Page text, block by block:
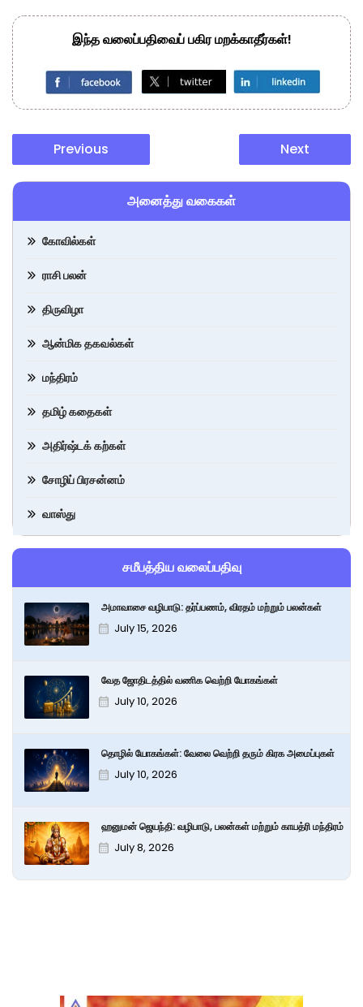
இந்த வலைப்பதிவைப் பகிர மறக்காதீர்கள்!
Previous Next
அனைத்து வகைகள்
கோவில்கள்
ராசி பலன்
திருவிழா
ஆன்மிக தகவல்கள்
மந்திரம்
தமிழ் கதைகள்
அதிர்ஷ்டக் கற்கள்
சோழிப் பிரசன்னம்
வாஸ்து
சமீபத்திய வலைப்பதிவு
அமாவாசை வழிபாடு: தர்ப்பணம், விரதம் மற்றும் பலன்கள்
July 15, 2026
வேத ஜோதிடத்தில் வணிக வெற்றி யோகங்கள்
July 10, 2026
தொழில் யோகங்கள்: வேலை வெற்றி தரும் கிரக அமைப்புகள்
July 10, 2026
ஹனுமன் ஜெயந்தி: வழிபாடு, பலன்கள் மற்றும் காயத்ரி மந்திரம்
July 8, 2026